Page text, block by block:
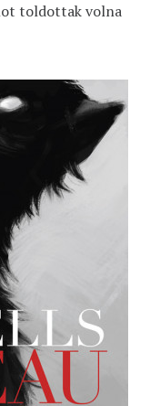
toldottak volna